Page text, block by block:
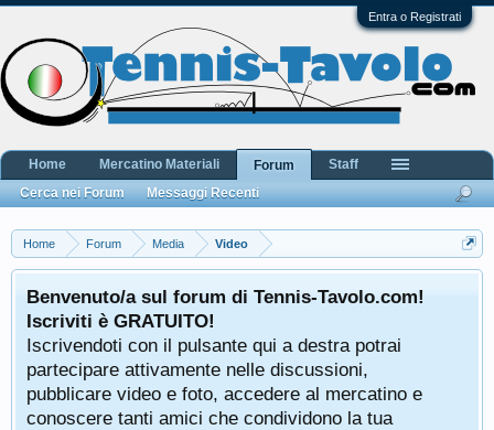
Entra o Registrati
Home Forum Media Video
Benvenuto/a sul forum di Tennis-Tavolo.com!
Iscriviti è GRATUITO!
Iscrivendoti con il pulsante qui a destra potrai
partecipare attivamente nelle discussioni,
pubblicare video e foto, accedere al mercatino e
conoscere tanti amici che condividono la tua
Home Mercatino Materiali
Forum
Cerca nei Forum
Messaggi Recenti
Staff